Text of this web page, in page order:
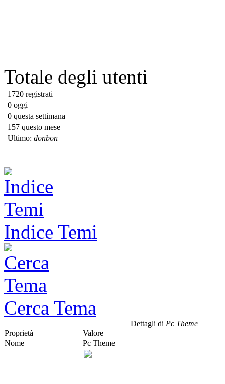
Totale degli utenti
1720 registrati
0 oggi
0 questa settimana
157 questo mese
Ultimo: donbon
Indice Temi
Cerca Tema
Dettagli di Pc Theme
Proprietà
Valore
Nome
Pc Theme